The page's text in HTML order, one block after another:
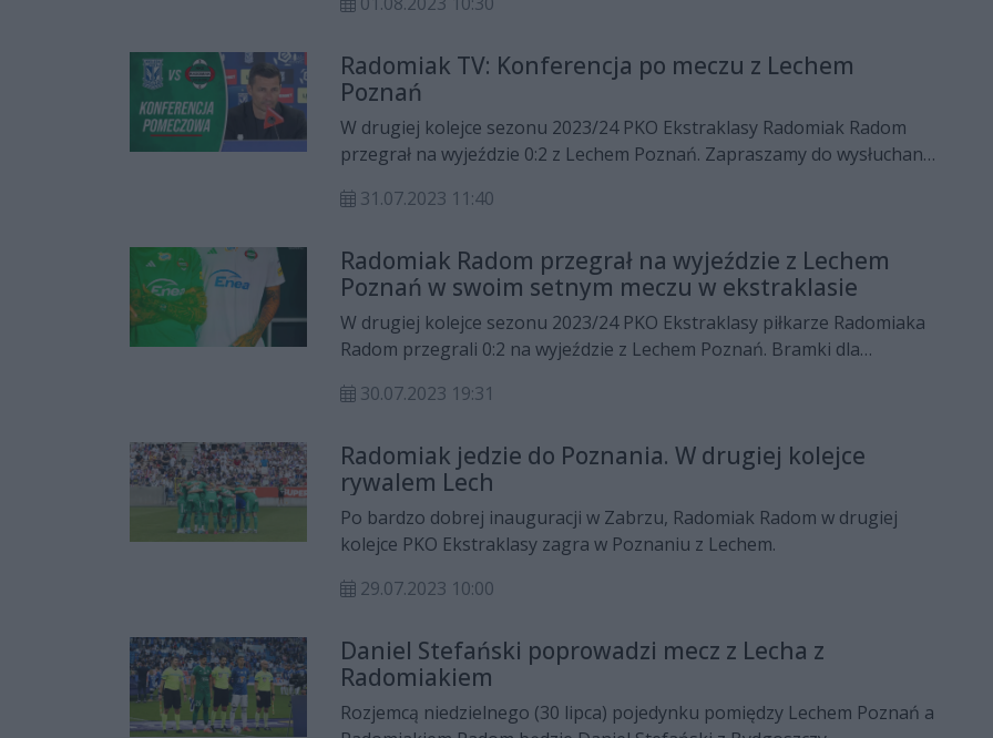
Radomiak TV: Konferencja po meczu z Lechem
Poznań
W drugiej kolejce sezonu 2023/24 PKO Ekstraklasy Radomiak Radom
przegrał na wyjeździe 0:2 z Lechem Poznań. Zapraszamy do wysłuchania
31.07.2023 11:40
Radomiak Radom przegrał na wyjeździe z Lechem
Poznań w swoim setnym meczu w ekstraklasie
W drugiej kolejce sezonu 2023/24 PKO Ekstraklasy piłkarze Radomiaka
Radom przegrali 0:2 na wyjeździe z Lechem Poznań. Bramki dla
30.07.2023 19:31
Radomiak jedzie do Poznania. W drugiej kolejce
rywalem Lech
Po bardzo dobrej inauguracji w Zabrzu, Radomiak Radom w drugiej
kolejce PKO Ekstraklasy zagra w Poznaniu z Lechem.
29.07.2023 10:00
Daniel Stefański poprowadzi mecz z Lecha z
Radomiakiem
Rozjemcą niedzielnego (30 lipca) pojedynku pomiędzy Lechem Poznań a